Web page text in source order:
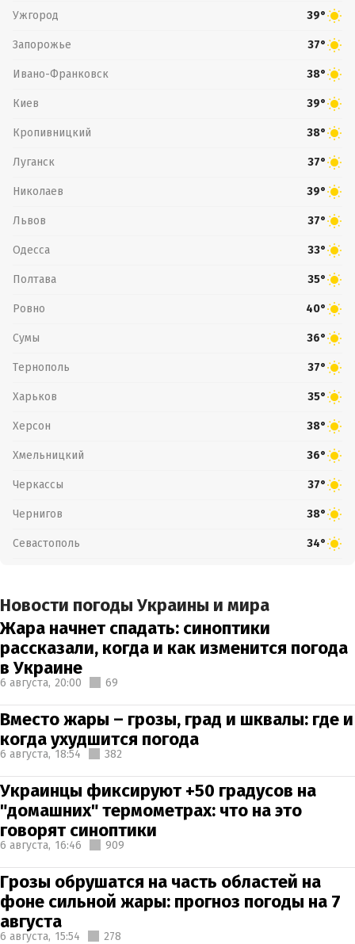
Ужгород 39°
Запорожье 37°
Ивано-Франковск 38°
Киев 39°
Кропивницкий 38°
Луганск 37°
Николаев 39°
Львов 37°
Одесса 33°
Полтава 35°
Ровно 40°
Сумы 36°
Тернополь 37°
Харьков 35°
Херсон 38°
Хмельницкий 36°
Черкассы 37°
Чернигов 38°
Севастополь 34°
Новости погоды Украины и мира
Жара начнет спадать: синоптики
рассказали, когда и как изменится погода
в Украине
6 августа, 20:00 69
Вместо жары – грозы, град и шквалы: где и
когда ухудшится погода
6 августа, 18:54 382
Украинцы фиксируют +50 градусов на
"домашних" термометрах: что на это
говорят синоптики
6 августа, 16:46 909
Грозы обрушатся на часть областей на
фоне сильной жары: прогноз погоды на 7
августа
6 августа, 15:54 278